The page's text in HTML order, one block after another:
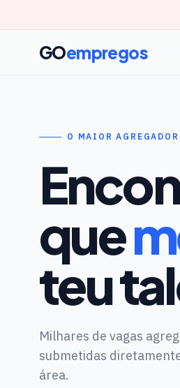
GOempregos
O MAIOR
que
teu
Milhares de vagas
submetidas
área.